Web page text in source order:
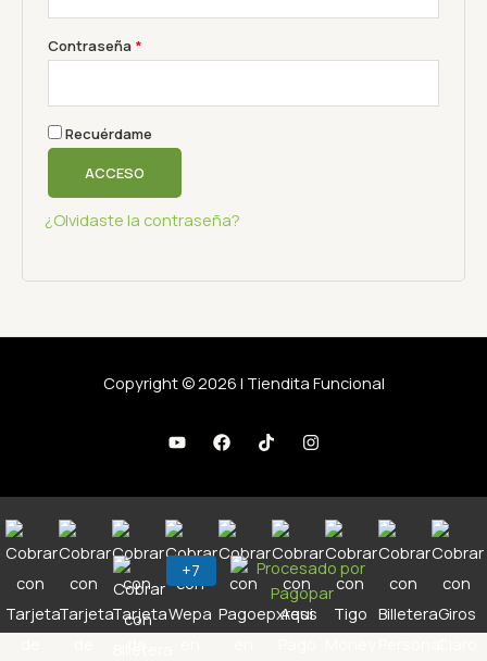
Contraseña *
Recuérdame
ACCESO
¿Olvidaste la contraseña?
Copyright © 2026 | Tiendita Funcional